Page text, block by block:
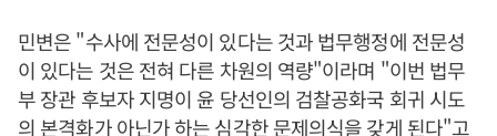
민변은 "수사에 전문성이 있다는 것과 법무행정에 전문성
이 있다는 것은 전혀 다른 차원의 역량"이라며 "이번 법무
부 장관 후보자 지명이 윤 당선인의 검찰공화국 회귀 시도
의 본격화가 아닌가 하는 심각한 문제의식을 갖게 된다"고